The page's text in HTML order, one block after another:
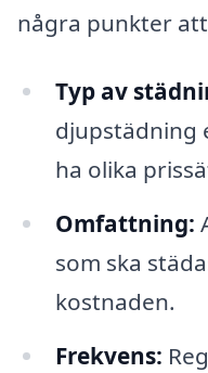
några punkter
Typ av
djupstädning
ha olika
Omfattning:
som ska
kostnaden.
Frekvens: